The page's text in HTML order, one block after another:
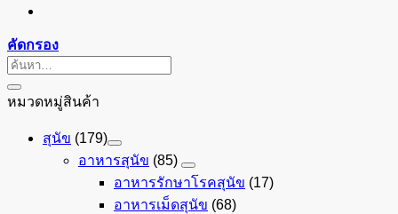
คัดกรอง
ค้นหา:
หมวดหมู่สินค้า
สุนัข (179)
อาหารสุนัข (85)
อาหารรักษาโรคสุนัข (17)
อาหารเม็ดสุนัข (68)